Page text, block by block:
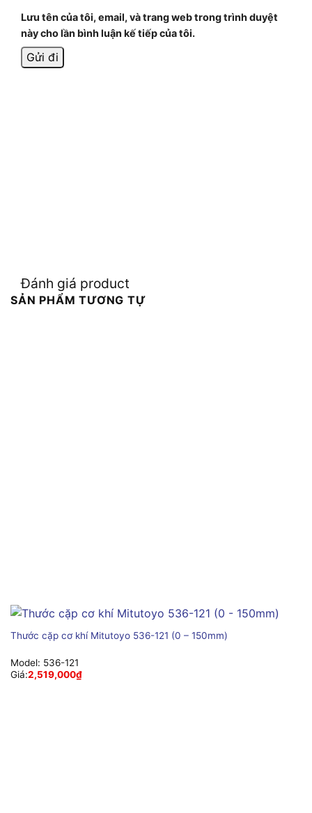
Lưu tên của tôi, email, và trang web trong trình duyệt
này cho lần bình luận kế tiếp của tôi.
Đánh giá product
SẢN PHẨM TƯƠNG TỰ
Thước cặp cơ khí Mitutoyo 536-121 (0 – 150mm)
Model: 536-121
Giá:2,519,000₫